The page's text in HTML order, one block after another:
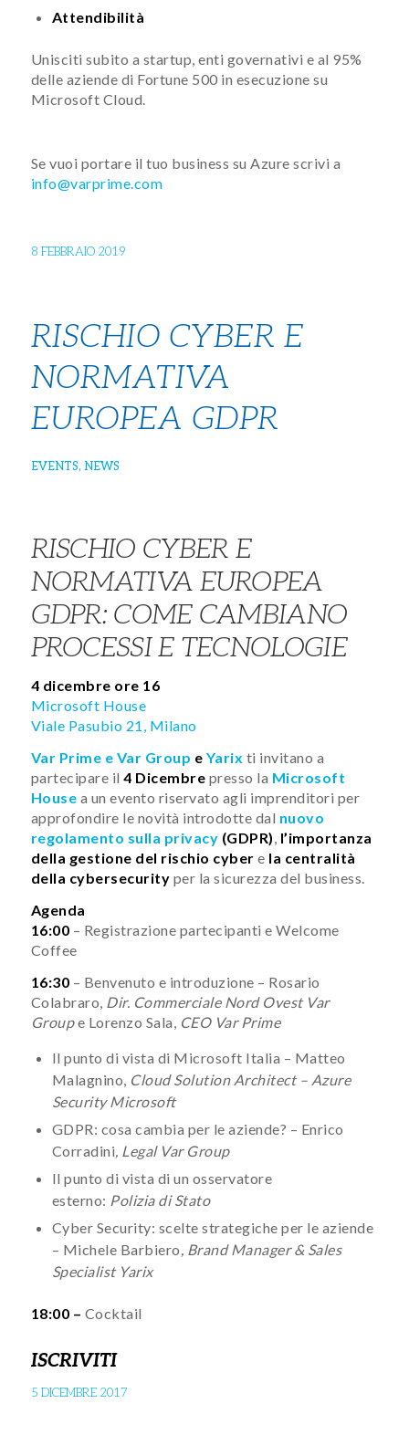
Attendibilità
Unisciti subito a startup, enti governativi e al 95%
delle aziende di Fortune 500 in esecuzione su
Microsoft Cloud.
Se vuoi portare il tuo business su Azure scrivi a
info@varprime.com
8 FEBBRAIO 2019
RISCHIO CYBER E
NORMATIVA
EUROPEA GDPR
EVENTS, NEWS
RISCHIO CYBER E
NORMATIVA EUROPEA
GDPR: COME CAMBIANO
PROCESSI E TECNOLOGIE
4 dicembre ore 16
Microsoft House
Viale Pasubio 21, Milano
Var Prime e Var Group e Yarix ti invitano a
partecipare il4 Dicembre presso la Microsoft
House a un evento riservato agli imprenditori per
approfondire le novità introdotte dal nuovo
regolamento sulla privacy (GDPR), l’importanza
della gestione del rischio cyber e la centralità
della cybersecurity per la sicurezza del business.
Agenda
16:00 – Registrazione partecipanti e Welcome
Coffee
16:30 – Benvenuto e introduzione – Rosario
Colabraro, Dir. Commerciale Nord Ovest Var
Groupe Lorenzo Sala, CEO Var Prime
Il punto di vista di Microsoft Italia – Matteo
Malagnino, Cloud Solution Architect – Azure
Security Microsoft
GDPR: cosa cambia per le aziende? – Enrico
Corradini , Legal Var Group
Il punto di vista di un osservatore
esterno: Polizia di Stato
Cyber Security: scelte strategiche per le aziende
– Michele Barbiero , Brand Manager & Sales
Specialist Yarix
18:00 – Cocktail
ISCRIVITI
5 DICEMBRE 2017